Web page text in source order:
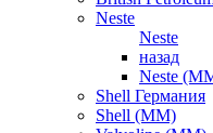
Neste
Neste
назад
Neste
Shell Германия
Shell (ММ)